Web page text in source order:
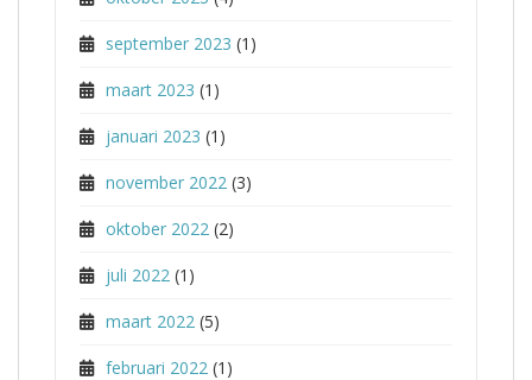
september 2023 (1)
maart 2023 (1)
januari 2023 (1)
november 2022 (3)
oktober 2022 (2)
juli 2022 (1)
maart 2022 (5)
februari 2022 (1)